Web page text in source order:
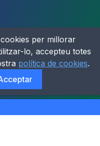
per millorar
lo, accepteu totes
política de cookies.